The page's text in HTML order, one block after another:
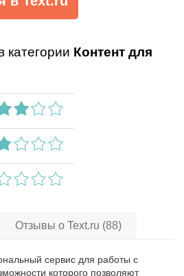
категории Контент для
Отзывы о Text.ru (88)
сервис для работы с
которого позволяют